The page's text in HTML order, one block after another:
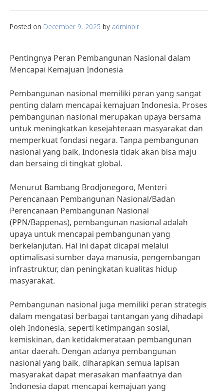
Posted on December 9, 2025 by adminbir
Pentingnya Peran Pembangunan Nasional dalam
Mencapai Kemajuan Indonesia
Pembangunan nasional memiliki peran yang sangat
penting dalam mencapai kemajuan Indonesia. Proses
pembangunan nasional merupakan upaya bersama
untuk meningkatkan kesejahteraan masyarakat dan
memperkuat fondasi negara. Tanpa pembangunan
nasional yang baik, Indonesia tidak akan bisa maju
dan bersaing di tingkat global.
Menurut Bambang Brodjonegoro, Menteri
Perencanaan Pembangunan Nasional/Badan
Perencanaan Pembangunan Nasional
(PPN/Bappenas), pembangunan nasional adalah
upaya untuk mencapai pembangunan yang
berkelanjutan. Hal ini dapat dicapai melalui
optimalisasi sumber daya manusia, pengembangan
infrastruktur, dan peningkatan kualitas hidup
masyarakat.
Pembangunan nasional juga memiliki peran strategis
dalam mengatasi berbagai tantangan yang dihadapi
oleh Indonesia, seperti ketimpangan sosial,
kemiskinan, dan ketidakmerataan pembangunan
antar daerah. Dengan adanya pembangunan
nasional yang baik, diharapkan semua lapisan
masyarakat dapat merasakan manfaatnya dan
Indonesia dapat mencapai kemajuan yang